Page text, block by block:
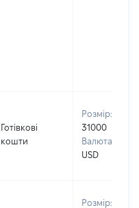
Готівкові
кошти
Розмір:
31000
Валюта:
USD
Розмір: